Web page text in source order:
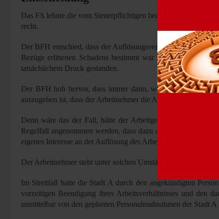
Das FA lehnte die vom Steuerpflichtigen beantragte ermäßigte
recht.
Der BFH entschied, dass der Auflösungsvertrag vom
Bezüge erlittenen Schadens bestimmt war und auf dem
tatsächlichem Druck gestanden.
Der BFH hob hervor, dass immer dann, wenn der
auszugehen ist, dass der Arbeitnehmer die Auflösung des
Denn wäre das der Fall, hätte der Arbeitgeber keine
Regelfall angenommen werden, dass dazu auch eine
eigenes Interesse an der Auflösung des Arbeitsverhältnisses hatte.
Der Arbeitnehmer steht unter solchen Umständen bei
Im Streitfall hatte die Stadt A durch den angekündigten
vorzeitigen Beendigung ihres Arbeitsverhältnisses und den
unmittelbar von den geplanten Personalmaßnahmen der Stadt